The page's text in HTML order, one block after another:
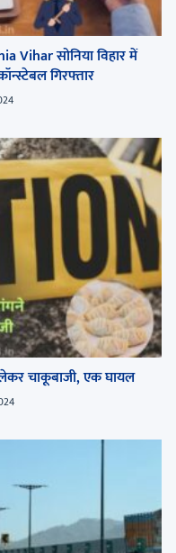
Vihar सोनिया विहार में
गिरफ्तार
चाकूबाजी, एक घायल